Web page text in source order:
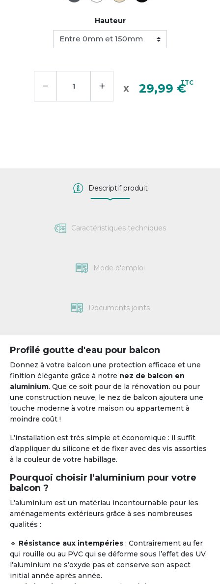
Hauteur
− + 29,99 €TTC
Descriptif produit
Caractéristiques techniques
Mode d'emploi
Documents joints
Profilé goutte d'eau pour balcon
Donnez à votre balcon une protection efficace et une
finition élégante grâce à notre nez de balcon en
aluminium. Que ce soit pour de la rénovation ou pour
une construction neuve, le nez de balcon ajoutera une
touche moderne à votre maison ou appartement à
moindre coût !
L’installation est très simple et économique : il suffit
d’appliquer du silicone et de fixer avec des vis assorties
à la couleur de votre habillage.
Pourquoi choisir l’aluminium pour votre
balcon ?
L’aluminium est un matériau incontournable pour les
aménagements extérieurs grâce à ses nombreuses
qualités :
🔹 Résistance aux intempéries : Contrairement au fer
qui rouille ou au PVC qui se déforme sous l’effet des UV,
l’aluminium ne s’oxyde pas et conserve son aspect
initial année après année.